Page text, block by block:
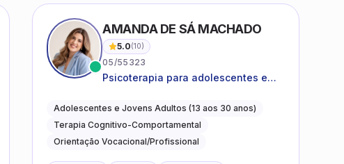
AMANDA DE SÁ MACHADO
5.0(10)
05/55323
Psicoterapia para adolescentes e
ansiedade, autoestima, relações e
orientação profissional
Adolescentes e Jovens Adultos (13 aos 30 anos)
Terapia Cognitivo-Comportamental
Orientação Vocacional/Profissional